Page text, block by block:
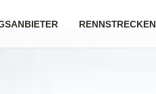
RENNSTRECKEN